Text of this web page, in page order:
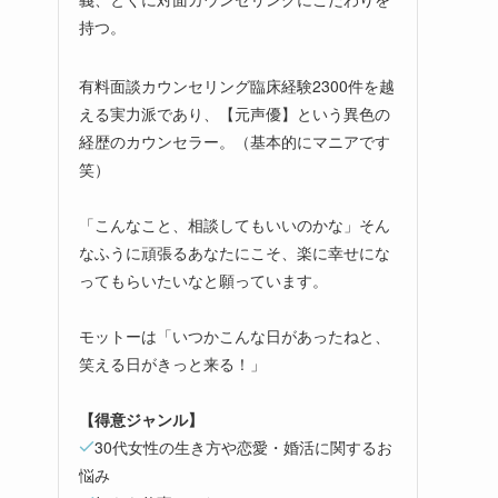
持つ。
有料面談カウンセリング臨床経験2300件を越
える実力派であり、【元声優】という異色の
経歴のカウンセラー。（基本的にマニアです
笑）
「こんなこと、相談してもいいのかな」そん
なふうに頑張るあなたにこそ、楽に幸せにな
ってもらいたいなと願っています。
モットーは「いつかこんな日があったねと、
笑える日がきっと来る！」
【得意ジャンル】
30代女性の生き方や恋愛・婚活に関するお
悩み